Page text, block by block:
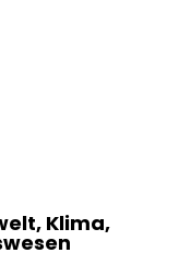
Klima,